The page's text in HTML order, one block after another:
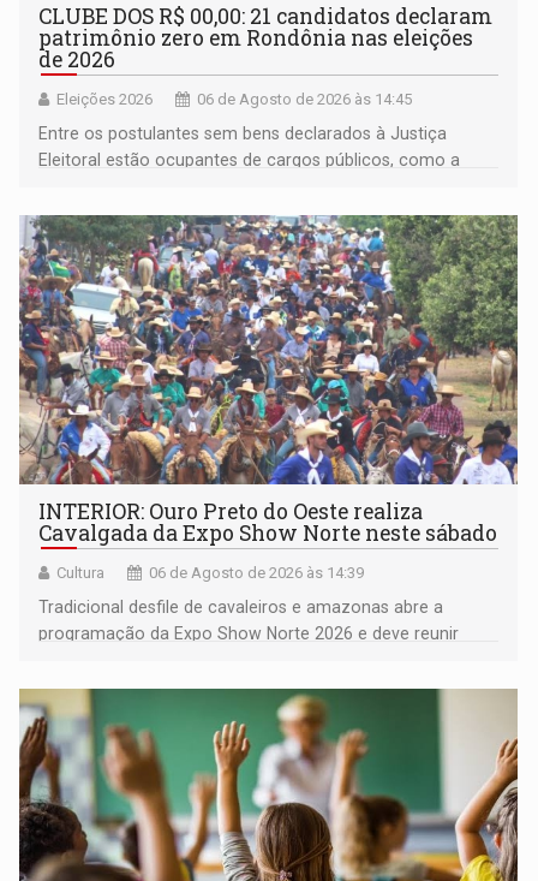
CLUBE DOS R$ 00,00: 21 candidatos declaram
patrimônio zero em Rondônia nas eleições
de 2026
Eleições 2026 06 de Agosto de 2026 às 14:45
Entre os postulantes sem bens declarados à Justiça
Eleitoral estão ocupantes de cargos públicos, como a
Pedro Geovar (PP) e a vice-prefeita Magna dos Anjos
(NOVO)
INTERIOR: Ouro Preto do Oeste realiza
Cavalgada da Expo Show Norte neste sábado
Cultura 06 de Agosto de 2026 às 14:39
Tradicional desfile de cavaleiros e amazonas abre a
programação da Expo Show Norte 2026 e deve reunir